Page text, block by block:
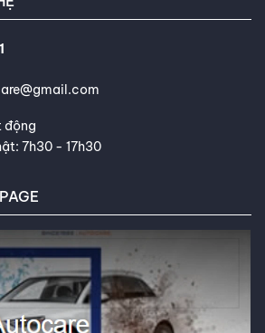
thường xuyên khen ngợi khả
về lốp xe một cách dễ hiểu
khả năng tư vấn tận tâm của
Mục tiêu của tôi là giúp bạn
chính xác nhu cầu và ngân
,TikTok Youtube
động
7h30 - 17h30